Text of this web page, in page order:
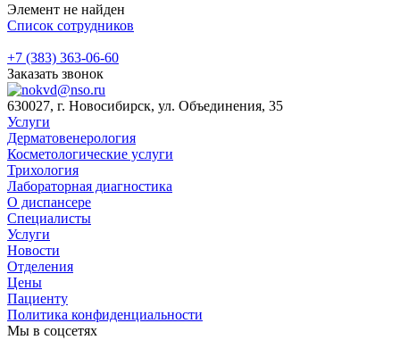
Элемент не найден
Список сотрудников
+7 (383) 363-06-60
Заказать звонок
630027, г. Новосибирск, ул. Объединения, 35
Услуги
Дерматовенерология
Косметологические услуги
Трихология
Лабораторная диагностика
О диспансере
Специалисты
Услуги
Новости
Отделения
Цены
Пациенту
Политика конфиденциальности
Мы в соцсетях